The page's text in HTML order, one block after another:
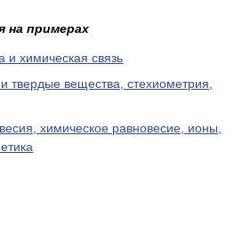
на примерах
и химическая связь
твердые вещества, стехиометрия,
химическое равновесие, ионы,